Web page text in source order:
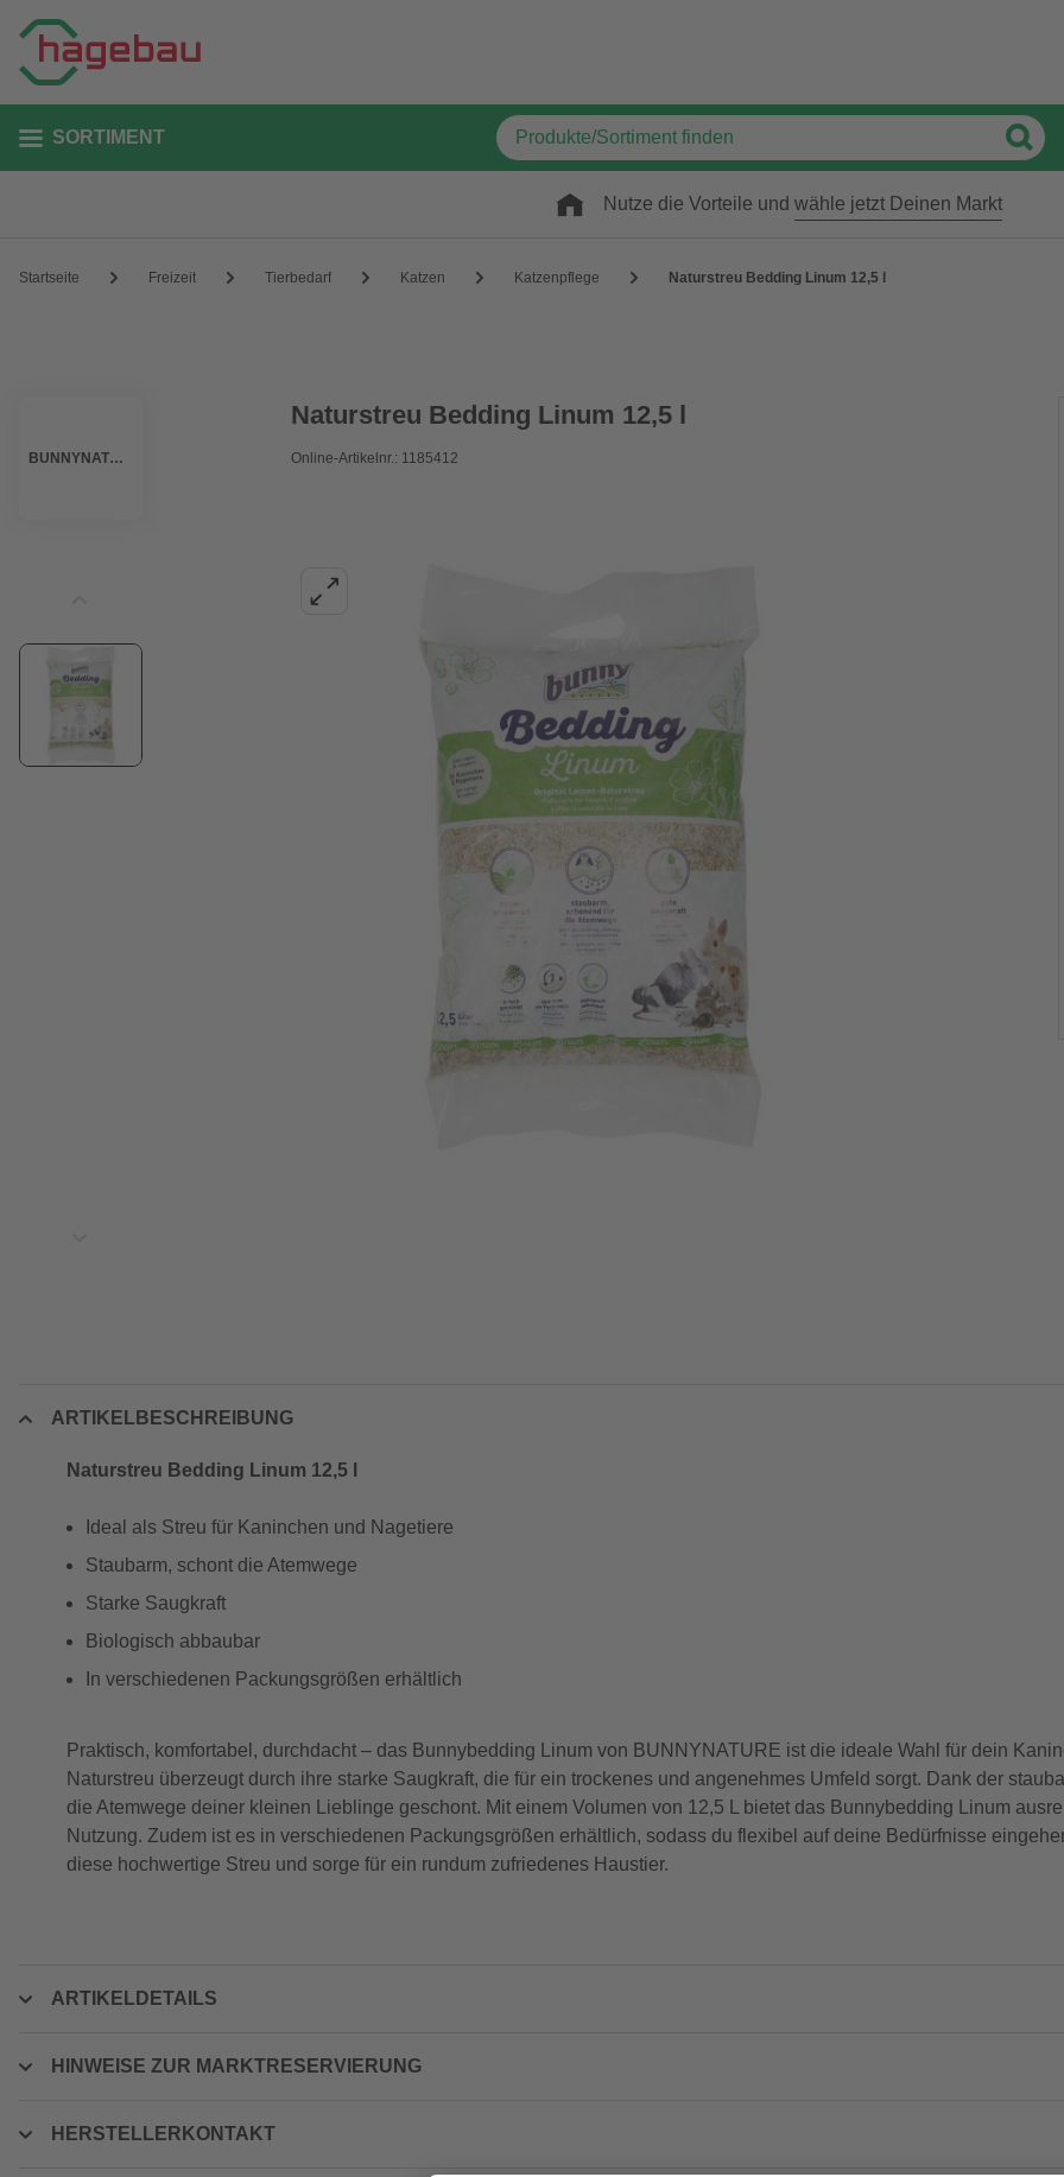
SORTIMENT
Nutze die Vorteile und wähle jetzt Deinen Markt
Startseite Freizeit Tierbedarf Katzen Katzenpflege Naturstreu Bedding Linum 12,5 l
BUNNYNATURE
Naturstreu Bedding Linum 12,5 l
Online-Artikelnr.: 1185412
ARTIKELBESCHREIBUNG
Naturstreu Bedding Linum 12,5 l
Ideal als Streu für Kaninchen und Nagetiere
Staubarm, schont die Atemwege
Starke Saugkraft
Biologisch abbaubar
In verschiedenen Packungsgrößen erhältlich
Praktisch, komfortabel, durchdacht – das Bunnybedding Linum von BUNNYNATURE ist die ideale Wahl für dein
Naturstreu überzeugt durch ihre starke Saugkraft, die für ein trockenes und angenehmes Umfeld sorgt. Dank der
die Atemwege deiner kleinen Lieblinge geschont. Mit einem Volumen von 12,5 L bietet das Bunnybedding Linum
Nutzung. Zudem ist es in verschiedenen Packungsgrößen erhältlich, sodass du flexibel auf deine Bedürfnisse
diese hochwertige Streu und sorge für ein rundum zufriedenes Haustier.
ARTIKELDETAILS
HINWEISE ZUR MARKTRESERVIERUNG
HERSTELLERKONTAKT